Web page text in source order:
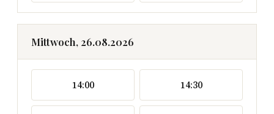
Mittwoch, 26.08.2026
14:00 14:30